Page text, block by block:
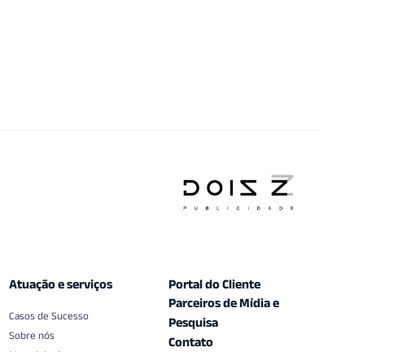
Atuação e serviços
Casos de Sucesso
Sobre nós
Portal do Cliente
Parceiros de Mídia e
Pesquisa
Contato